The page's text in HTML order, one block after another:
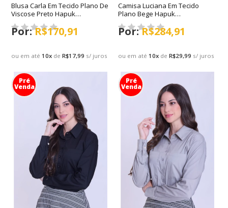
Blusa Carla Em Tecido Plano De
Viscose Preto Hapuk
Outono/Inverno 2026
ou em até10x deR$17,99 s/ juros
R$170,91
Camisa Luciana Em Tecido
Plano Bege Hapuk
Outono/Inverno 2026
ou em até10x deR$29,99 s/ juros
R$284,91
Pré
Venda
Pré
Venda